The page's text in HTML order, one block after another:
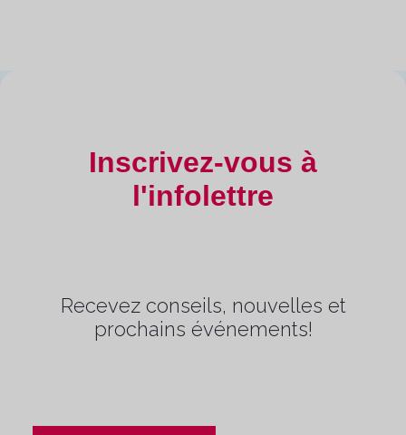
Inscrivez-vous à
l'infolettre
Recevez conseils, nouvelles et
prochains événements!